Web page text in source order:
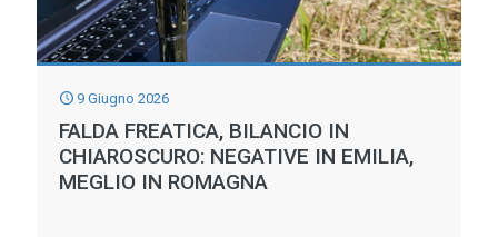
9 Giugno 2026
FALDA FREATICA, BILANCIO IN
CHIAROSCURO: NEGATIVE IN EMILIA,
MEGLIO IN ROMAGNA